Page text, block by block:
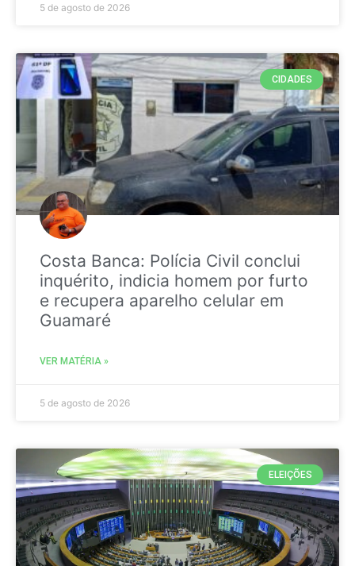
5 de agosto de 2026
CIDADES
Costa Banca: Polícia Civil conclui
inquérito, indicia homem por furto
e recupera aparelho celular em
Guamaré
VER MATÉRIA »
5 de agosto de 2026
ELEIÇÕES